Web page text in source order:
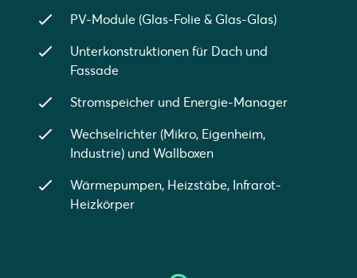
PV-Module (Glas-Folie & Glas-Glas)
Unterkonstruktionen für Dach und
Fassade
Stromspeicher und Energie-Manager
Wechselrichter (Mikro, Eigenheim,
Industrie) und Wallboxen
Wärmepumpen, Heizstäbe, Infrarot-
Heizkörper